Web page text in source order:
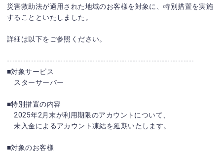
災害救助法が適用された地域のお客様を対象に、特別措置を実施
することといたしました。
詳細は以下をご参照ください。
----------------------------------------------------------------------
■対象サービス
スターサーバー
■特別措置の内容
2025年2月末が利用期限のアカウントについて、
未入金によるアカウント凍結を延期いたします。
■対象のお客様